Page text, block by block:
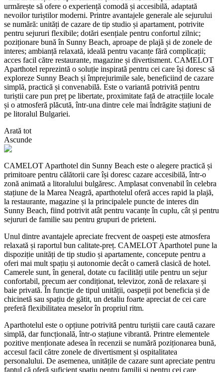
urmărește să ofere o experiență comodă și accesibilă, adaptată
nevoilor turiștilor moderni. Printre avantajele generale ale sejurului
se numără: unități de cazare de tip studio și apartament, potrivite
pentru sejururi flexibile; dotări esențiale pentru confortul zilnic;
poziționare bună în Sunny Beach, aproape de plajă și de zonele de
interes; ambianță relaxată, ideală pentru vacanțe fără complicații;
acces facil către restaurante, magazine și divertisment. CAMELOT
Aparthotel reprezintă o soluție inspirată pentru cei care își doresc să
exploreze Sunny Beach și împrejurimile sale, beneficiind de cazare
simplă, practică și convenabilă. Este o variantă potrivită pentru
turiștii care pun preț pe libertate, proximitate față de atracțiile locale
și o atmosferă plăcută, într-una dintre cele mai îndrăgite stațiuni de
pe litoralul Bulgariei.
Arată tot
Ascunde
CAMELOT Aparthotel din Sunny Beach este o alegere practică și
primitoare pentru călătorii care își doresc cazare accesibilă, într-o
zonă animată a litoralului bulgăresc. Amplasat convenabil în celebra
stațiune de la Marea Neagră, aparthotelul oferă acces rapid la plajă,
la restaurante, magazine și la principalele puncte de interes din
Sunny Beach, fiind potrivit atât pentru vacanțe în cuplu, cât și pentru
sejururi de familie sau pentru grupuri de prieteni.
Unul dintre avantajele apreciate frecvent de oaspeți este atmosfera
relaxată și raportul bun calitate-preț. CAMELOT Aparthotel pune la
dispoziție unități de tip studio și apartamente, concepute pentru a
oferi mai mult spațiu și autonomie decât o cameră clasică de hotel.
Camerele sunt, în general, dotate cu facilități utile pentru un sejur
confortabil, precum aer condiționat, televizor, zonă de relaxare și
baie privată. În funcție de tipul unității, oaspeții pot beneficia și de
chicinetă sau spațiu de gătit, un detaliu foarte apreciat de cei care
preferă flexibilitatea meselor în propriul ritm.
Aparthotelul este o opțiune potrivită pentru turiștii care caută cazare
simplă, dar funcțională, într-o stațiune vibrantă. Printre elementele
pozitive menționate adesea în recenzii se numără poziționarea bună,
accesul facil către zonele de divertisment și ospitalitatea
personalului. De asemenea, unitățile de cazare sunt apreciate pentru
faptul că oferă suficient spațiu pentru familii și pentru cei care